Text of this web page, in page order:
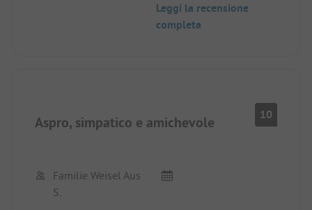
Leggi la recensione
completa
Aspro, simpatico e amichevole 10
Familie Weisel Aus
S.